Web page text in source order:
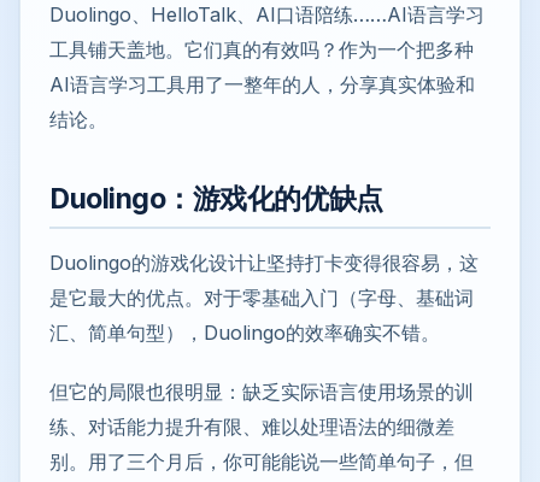
Duolingo、HelloTalk、AI口语陪练……AI语言学习
工具铺天盖地。它们真的有效吗？作为一个把多种
AI语言学习工具用了一整年的人，分享真实体验和
结论。
Duolingo：游戏化的优缺点
Duolingo的游戏化设计让坚持打卡变得很容易，这
是它最大的优点。对于零基础入门（字母、基础词
汇、简单句型），Duolingo的效率确实不错。
但它的局限也很明显：缺乏实际语言使用场景的训
练、对话能力提升有限、难以处理语法的细微差
别。用了三个月后，你可能能说一些简单句子，但